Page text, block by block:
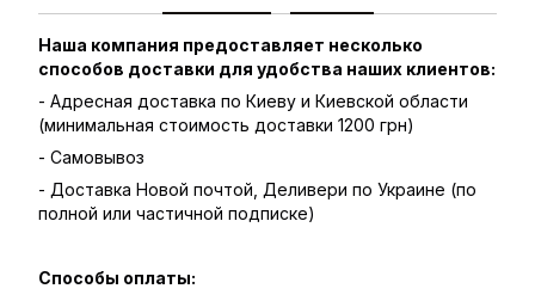
Наша компания предоставляет несколько
способов доставки для удобства наших клиентов:
- Адресная доставка по Киеву и Киевской области
(минимальная стоимость доставки 1200 грн)
- Самовывоз
- Доставка Новой почтой, Деливери по Украине (по
полной или частичной подписке)
Способы оплаты: